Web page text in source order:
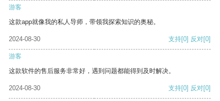
游客
这款app就像我的私人导师，带领我探索知识的奥秘。
2024-08-30 支持[0] 反对[0]
游客
这款软件的售后服务非常好，遇到问题都能得到及时解决。
2024-08-30 支持[0] 反对[0]